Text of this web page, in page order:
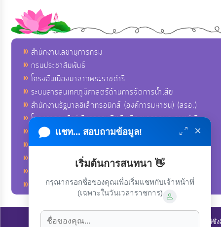
สำนักงานเลขานุการกรม
กรมประชาสัมพันธ์
โครงอันเนื่องมาจากพระราชดำริ
ระบบสารสนเทศภูมิศาสตร์ด้านการจัดการน้ำเสีย
สำนักงานรัฐบาลอิเล็กทรอนิกส์ (องค์การมหาชน) (สรอ.)
โครงการอนุรักษ์พันธุกรรมพืชอันเนื่องมาจากพระราชดำริ
คลังข่าวมหาไทย
คู่มือตาม พ.ร.บ.อำนวยความสดวกฯ
ฐานข้อมูลหน่วยงานภาครัฐ (INFO)
ศูนย์อำนวยการบริหารจังหวัดชายแดนภาคใต้ ศอ.บต.
ลิขสิทธิ์ © 2022-2023 องค์การบริหารส่วนตำบลนาโพธิ์. ขอสงวนไว้
แชท... สอบถามข้อมูล! ×
เริ่มต้นการสนทนา 👋
กรุณากรอกชื่อของคุณเพื่อเริ่มแชทกับเจ้าหน้าที่
(เฉพาะในวันเวลาราชการ)